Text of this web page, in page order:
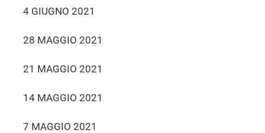
4 GIUGNO 2021
28 MAGGIO 2021
21 MAGGIO 2021
14 MAGGIO 2021
7 MAGGIO 2021